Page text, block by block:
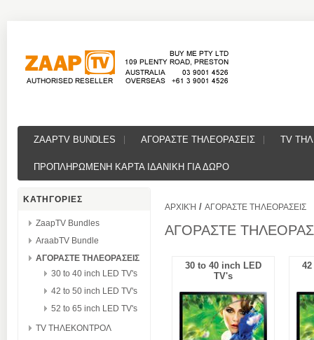
ZAAPTV BUNDLES ΑΓΟΡΑΣΤΕ ΤΗΛΕΟΡΑΣΕΙΣ TV
ΠΡΟΠΛΗΡΩΜΕΝΗ ΚΑΡΤΑ ΙΔΑΝΙΚΗ ΓΙΑ ΔΩΡΟ
ΚΑΤΗΓΟΡΙΕΣ
ZaapTV Bundles
AraabTV Bundle
ΑΓΟΡΑΣΤΕ ΤΗΛΕΟΡΑΣΕΙΣ
30 to 40 inch LED TV's
42 to 50 inch LED TV's
52 to 65 inch LED TV's
TV ΤΗΛΕΚΟΝΤΡΟΛ
ΑΡΧΙΚΉ / ΑΓΟΡΑΣΤΕ ΤΗΛΕΟΡΑΣΕΙΣ
ΑΓΟΡΑΣΤΕ
30 to 40 inch LED
TV's